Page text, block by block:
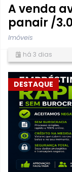
A venda
panair /
Imóveis
há 3 dias
DESTAQUE